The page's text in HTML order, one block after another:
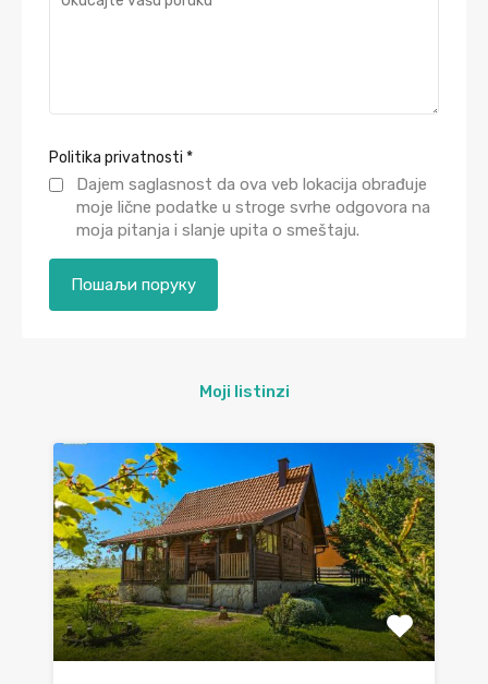
Politika privatnosti *
Dajem saglasnost da ova veb lokacija obrađuje
moje lične podatke u stroge svrhe odgovora na
moja pitanja i slanje upita o smeštaju.
Moji listinzi